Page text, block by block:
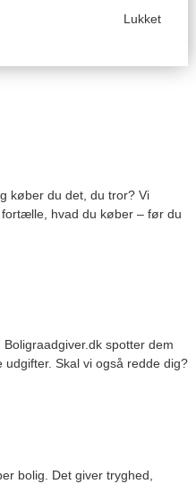
Lukket
køber du det, du tror? Vi
hvad du køber – før du
spotter dem
Skal vi også redde dig?
bolig. Det giver tryghed,